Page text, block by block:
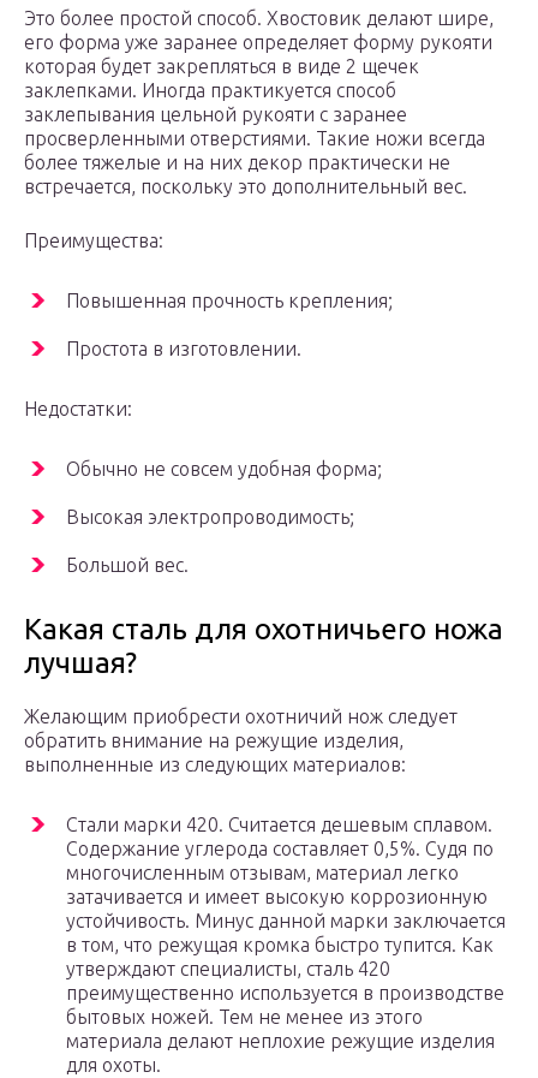
Это более простой способ. Хвостовик делают шире,
его форма уже заранее определяет форму рукояти
которая будет закрепляться в виде 2 щечек
заклепками. Иногда практикуется способ
заклепывания цельной рукояти с заранее
просверленными отверстиями. Такие ножи всегда
более тяжелые и на них декор практически не
встречается, поскольку это дополнительный вес.
Преимущества:
Повышенная прочность крепления;
Простота в изготовлении.
Недостатки:
Обычно не совсем удобная форма;
Высокая электропроводимость;
Большой вес.
Какая сталь для охотничьего ножа
лучшая?
Желающим приобрести охотничий нож следует
обратить внимание на режущие изделия,
выполненные из следующих материалов:
Стали марки 420. Считается дешевым сплавом.
Содержание углерода составляет 0,5%. Судя по
многочисленным отзывам, материал легко
затачивается и имеет высокую коррозионную
устойчивость. Минус данной марки заключается
в том, что режущая кромка быстро тупится. Как
утверждают специалисты, сталь 420
преимущественно используется в производстве
бытовых ножей. Тем не менее из этого
материала делают неплохие режущие изделия
для охоты.